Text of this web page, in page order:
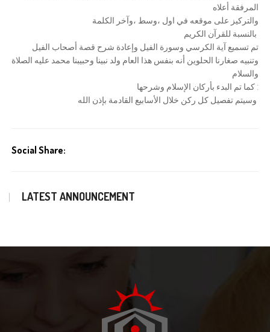
المرفقة أعلاه
والتركيز على موقعه في اول ،وسط ،وآخر الكلمة
بالنسبة للقرآن الكريم
تم تسميع آية الكرسي وسورة الفيل وإعادة شرح قصة أصحاب الفيل
وتنبيه صغارنا الحلوين أنه بنفس هذا العام ولد نبينا وحبيبنا محمد عليه الصلاة
والسلام
: كما تم البدء بأركان الإسلام وشرحها
وسيتم تفصيل كل ركن خلال الأسابيع القادمة بإذن الله
Social Share:
LATEST ANNOUNCEMENT